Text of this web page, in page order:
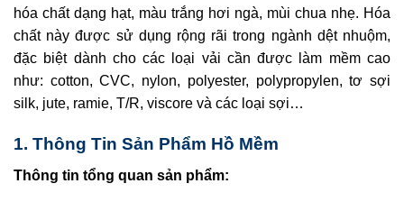
hóa chất dạng hạt, màu trắng hơi ngà, mùi chua nhẹ. Hóa
chất này được sử dụng rộng rãi trong ngành dệt nhuộm,
đặc biệt dành cho các loại vải cần được làm mềm cao
như: cotton, CVC, nylon, polyester, polypropylen, tơ sợi
silk, jute, ramie, T/R, viscore và các loại sợi…
1. Thông Tin Sản Phẩm Hồ Mềm
Thông tin tổng quan sản phẩm: